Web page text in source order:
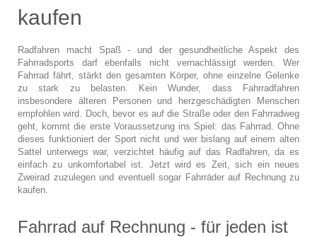
kaufen
Radfahren macht Spaß - und der gesundheitliche Aspekt des
Fahrradsports darf ebenfalls nicht vernachlässigt werden. Wer
Fahrrad fährt, stärkt den gesamten Körper, ohne einzelne Gelenke
zu stark zu belasten. Kein Wunder, dass Fahrradfahren
insbesondere älteren Personen und herzgeschädigten Menschen
empfohlen wird. Doch, bevor es auf die Straße oder den Fahrradweg
geht, kommt die erste Voraussetzung ins Spiel: das Fahrrad. Ohne
dieses funktioniert der Sport nicht und wer bislang auf einem alten
Sattel unterwegs war, verzichtet häufig auf das Radfahren, da es
einfach zu unkomfortabel ist. Jetzt wird es Zeit, sich ein neues
Zweirad zuzulegen und eventuell sogar Fahrräder auf Rechnung zu
kaufen.
Fahrrad auf Rechnung - für jeden ist